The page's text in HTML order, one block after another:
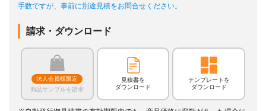
手数ですが、事前に別途見積をお問合せください。
請求・ダウンロード
法人会員様限定
商品サンプルを請求
見積書を
ダウンロード
テンプレートを
ダウンロード